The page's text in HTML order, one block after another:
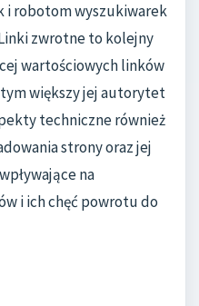
i robotom wyszukiwarek
zwrotne to kolejny
wartościowych linków
większy jej autorytet
techniczne również
strony oraz jej
na
i ich chęć powrotu do